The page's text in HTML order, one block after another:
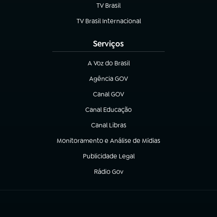
TV Brasil
(abre em nova aba)
TV Brasil Internacional
(abre em nova aba)
Serviços
A Voz do Brasil
(abre em nova aba)
Agência GOV
(abre em nova aba)
Canal GOV
(abre em nova aba)
Canal Educação
(abre em nova aba)
Canal Libras
(abre em nova aba)
Monitoramento e Análise de Mídias
(abre em nova aba)
Publicidade Legal
(abre em nova aba)
Rádio Gov
(abre em nova aba)